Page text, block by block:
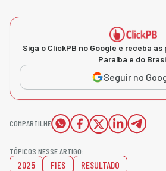
Siga o ClickPB no Google e receba
Paraíba e do
Seguir no
COMPARTILHE
TÓPICOS NESSE ARTIGO:
2025 FIES RESULTADO